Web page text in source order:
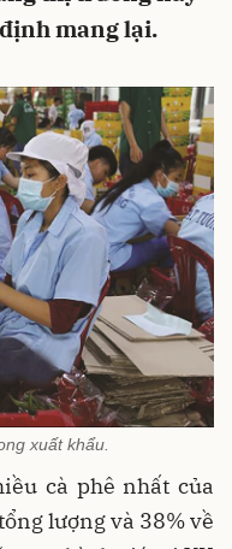
mang lại.
xuất khẩu.
cà phê nhất của
lượng và 38% về